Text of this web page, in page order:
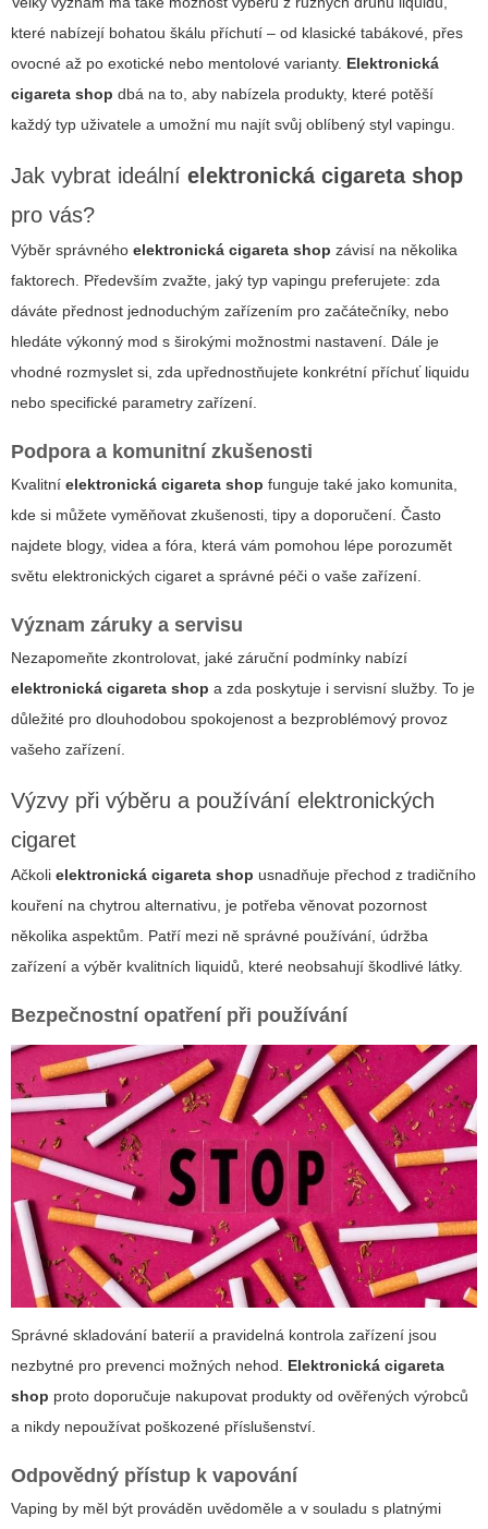
které nabízejí bohatou škálu příchutí – od klasické tabákové, přes
ovocné až po exotické nebo mentolové varianty. Elektronická
cigareta shop dbá na to, aby nabízela produkty, které potěší
každý typ uživatele a umožní mu najít svůj oblíbený styl vapingu.
Jak vybrat ideální elektronická cigareta shop
pro vás?
Výběr správného elektronická cigareta shop závisí na několika
faktorech. Především zvažte, jaký typ vapingu preferujete: zda
dáváte přednost jednoduchým zařízením pro začátečníky, nebo
hledáte výkonný mod s širokými možnostmi nastavení. Dále je
vhodné rozmyslet si, zda upřednostňujete konkrétní příchuť liquidu
nebo specifické parametry zařízení.
Podpora a komunitní zkušenosti
Kvalitní elektronická cigareta shop funguje také jako komunita,
kde si můžete vyměňovat zkušenosti, tipy a doporučení. Často
najdete blogy, videa a fóra, která vám pomohou lépe porozumět
světu elektronických cigaret a správné péči o vaše zařízení.
Význam záruky a servisu
Nezapomeňte zkontrolovat, jaké záruční podmínky nabízí
elektronická cigareta shop a zda poskytuje i servisní služby. To je
důležité pro dlouhodobou spokojenost a bezproblémový provoz
vašeho zařízení.
Výzvy při výběru a používání elektronických
cigaret
Ačkoli elektronická cigareta shop usnadňuje přechod z tradičního
kouření na chytrou alternativu, je potřeba věnovat pozornost
několika aspektům. Patří mezi ně správné používání, údržba
zařízení a výběr kvalitních liquidů, které neobsahují škodlivé látky.
Bezpečnostní opatření při používání
Správné skladování baterií a pravidelná kontrola zařízení jsou
nezbytné pro prevenci možných nehod. Elektronická cigareta
shop proto doporučuje nakupovat produkty od ověřených výrobců
a nikdy nepoužívat poškozené příslušenství.
Odpovědný přístup k vapování
Vaping by měl být prováděn uvědoměle a v souladu s platnými